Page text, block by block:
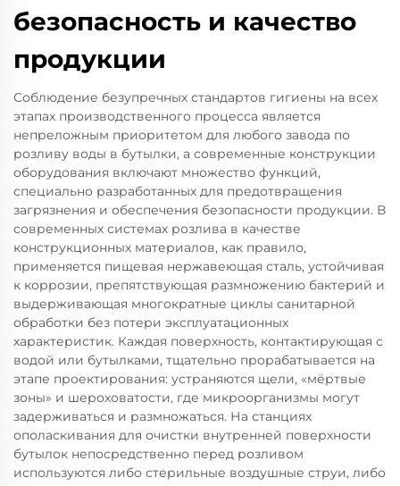
безопасность и качество
продукции
Соблюдение безупречных стандартов гигиены на всех
этапах производственного процесса является
непреложным приоритетом для любого завода по
розливу воды в бутылки, а современные конструкции
оборудования включают множество функций,
специально разработанных для предотвращения
загрязнения и обеспечения безопасности продукции. В
современных системах розлива в качестве
конструкционных материалов, как правило,
применяется пищевая нержавеющая сталь, устойчивая
к коррозии, препятствующая размножению бактерий и
выдерживающая многократные циклы санитарной
обработки без потери эксплуатационных
характеристик. Каждая поверхность, контактирующая с
водой или бутылками, тщательно прорабатывается на
этапе проектирования: устраняются щели, «мёртвые
зоны» и шероховатости, где микроорганизмы могут
задерживаться и размножаться. На станциях
ополаскивания для очистки внутренней поверхности
бутылок непосредственно перед розливом
используются либо стерильные воздушные струи, либо